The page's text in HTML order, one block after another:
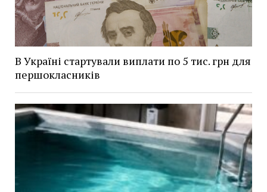
В Україні стартували виплати по 5 тис. грн для
першокласників